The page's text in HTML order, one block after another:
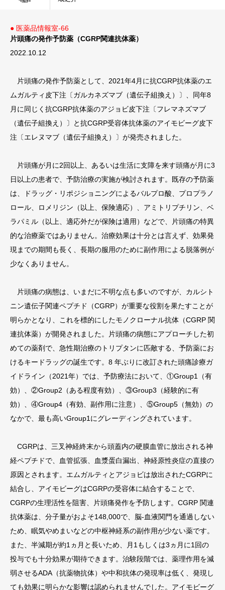
● 医薬品情報室-66
片頭痛の発作予防薬（CGRP関連抗体薬）
2022.10.12
片頭痛の発作予防薬として、2021年4月に抗CGRP抗体薬のエ
ムガルティ皮下注〔ガルカネズマブ（遺伝子組換え）〕、同年8
月に同じく抗CGRP抗体薬のアジョビ皮下注〔フレマネズマブ
（遺伝子組換え）〕と抗CGRP受容体抗体薬のアイモビーグ皮下
注〔エレヌマブ（遺伝子組換え）〕が発売されました。
片頭痛が月に2回以上、あるいは生活に支障を来す頭痛が月に3
日以上の患者で、予防治療の実施が検討されます。既存の予防薬
は、ドラッグ・リポジショニングによるバルプロ酸、プロプラノ
ロール、ロメリジン（以上、保険適応）、アミトリプチリン、ベ
ラパミル（以上、適応外だが保険は適用）などで、片頭痛の特異
的な治療薬ではありません。治療効果は十分とは言えず、効果発
現までの期間も長く、長期の服用のために副作用による脱落例が
少なくありません。
片頭痛の病態は、いまだに不明な点も多いのですが、カルシト
ニン遺伝子関連ペプチド（CGRP）が重要な役割を果たすことが
明らかとなり、これを標的にしたモノクローナル抗体（CGRP 関
連抗体薬）が開発されました。片頭痛の病態にアプローチした初
めての薬剤で、急性期治療のトリプタンに匹敵する、予防薬にお
けるキードラッグの誕生です。8 年ぶりに改訂された頭痛診療ガ
イドライン（2021年）では、予防療法において、①Group1（有
効）、②Group2（ある程度有効）、③Group3（経験的に有
効）、④Group4（有効、副作用に注意）、⑤Group5（無効）の
なかで、最も高いGroup1にグレーディングされています。
CGRPは、三叉神経終末から頭蓋内の硬膜血管に放出される神
経ペプチドで、血管拡張、血漿蛋白漏出、神経原性炎症の直接の
原因とされます。エムガルティとアジョビは放出されたCGRPに
結合し、アイモビーグはCGRPの受容体に結合することで、
CGRPの生理活性を阻害、片頭痛発作を予防します。CGRP 関連
抗体薬は、分子量がおよそ148,000で、脳-血液関門を通過しない
ため、眠気やめまいなどの中枢神経系の副作用が少ない薬です。
また、半減期が約1ヵ月と長いため、月1もしくは3ヵ月に1回の
投与でも十分効果が期待できます。治験段階では、薬理作用を減
弱させるADA（抗薬物抗体）や中和抗体の発現率は低く、発現し
ても効果に明らかな影響は認められませんでした。アイモビーグ